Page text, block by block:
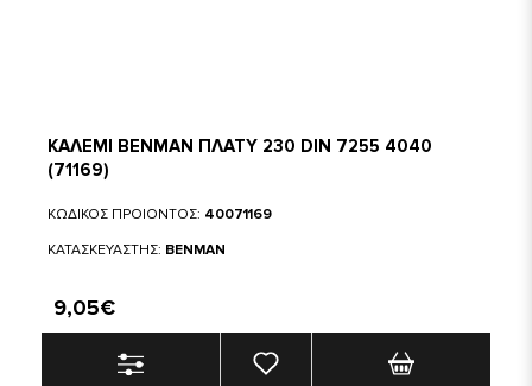
ΚΑΛΕΜΙ BENMAN ΠΛΑΤΥ 230 DIN 7255 4040
(71169)
ΚΩΔΙΚΟΣ ΠΡΟΙΟΝΤΟΣ: 40071169
ΚΑΤΑΣΚΕΥΑΣΤΗΣ: BENMAN
9,05€